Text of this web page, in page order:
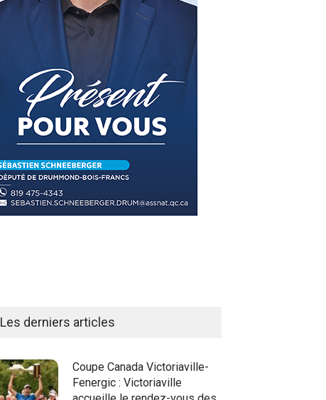
Les derniers articles
Coupe Canada Victoriaville-
Fenergic : Victoriaville